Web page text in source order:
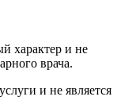
характер и не
врача.
и не является